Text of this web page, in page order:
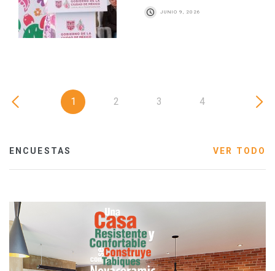
JUNIO 9, 2026
1 2 3 4
ENCUESTAS VER TODO